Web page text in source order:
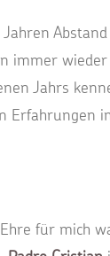
immer
Jahrs
Erfahrungen
für mich